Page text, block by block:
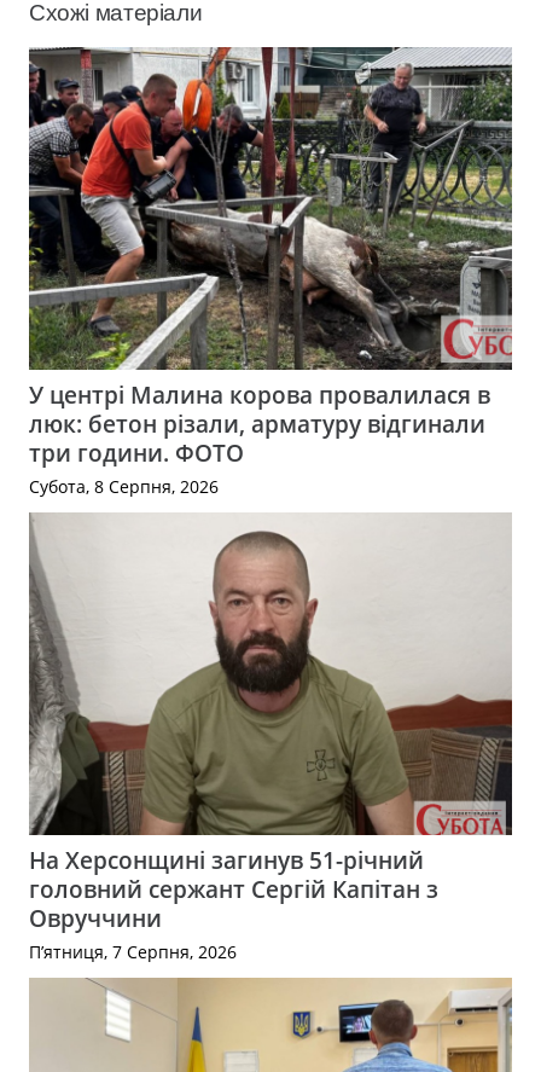
Схожі матеріали
У центрі Малина корова провалилася в
люк: бетон різали, арматуру відгинали
три години. ФОТО
Субота, 8 Серпня, 2026
На Херсонщині загинув 51-річний
головний сержант Сергій Капітан з
Овруччини
П’ятниця, 7 Серпня, 2026